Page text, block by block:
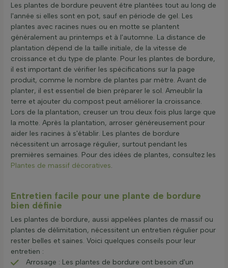
Les plantes de bordure peuvent être plantées tout au long de
l'année si elles sont en pot, sauf en période de gel. Les
plantes avec racines nues ou en motte se plantent
généralement au printemps et à l'automne. La distance de
plantation dépend de la taille initiale, de la vitesse de
croissance et du type de plante. Pour les plantes de bordure,
il est important de vérifier les spécifications sur la page
produit, comme le nombre de plantes par mètre. Avant de
planter, il est essentiel de bien préparer le sol. Ameublir la
terre et ajouter du compost peut améliorer la croissance.
Lors de la plantation, creuser un trou deux fois plus large que
la motte. Après la plantation, arroser généreusement pour
aider les racines à s'établir. Les plantes de bordure
nécessitent un arrosage régulier, surtout pendant les
premières semaines. Pour des idées de plantes, consultez les
Plantes de massif décoratives.
Entretien facile pour une plante de bordure
bien définie
Les plantes de bordure, aussi appelées plantes de massif ou
plantes de délimitation, nécessitent un entretien régulier pour
rester belles et saines. Voici quelques conseils pour leur
entretien :
Arrosage : Les plantes de bordure ont besoin d'un